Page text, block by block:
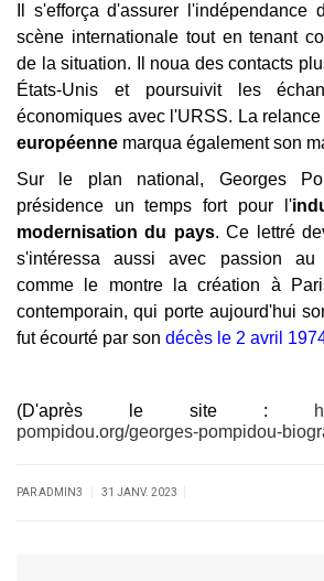
Il s'efforça d'assurer
scène internationale tout en tenant
de la situation. Il noua des contacts
États-Unis et poursuivit les
économiques avec l'URSS. La
européenne marqua également son
Sur le plan national, Georges
présidence un temps fort pour l'
modernisation du pays. Ce lettré
s'intéressa aussi avec passion au
comme le montre la création à
contemporain, qui porte aujourd'hui
fut écourté par son décès le 2 avril
(D'après le site :
pompidou.org/georges-pompidou-
PAR ADMIN3 31 JANV. 2023